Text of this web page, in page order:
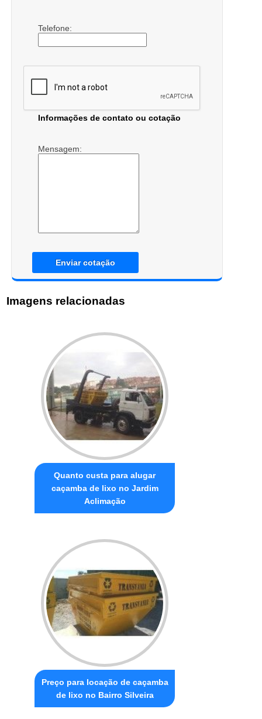
Telefone:
Informações de contato ou cotação
Mensagem:
Enviar cotação
Imagens relacionadas
Quanto custa para alugar
caçamba de lixo no Jardim
Aclimação
Preço para locação de caçamba
de lixo no Bairro Silveira